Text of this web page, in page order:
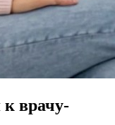
к врачу-